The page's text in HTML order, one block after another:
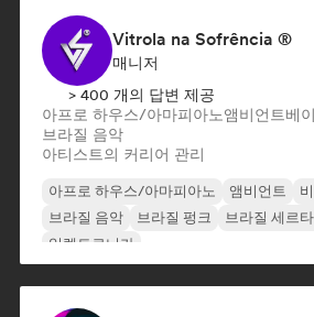
Vitrola na Sofrência ®
매니저
> 400 개의 답변 제공
아프로 하우스/아마피아노앰비언트베
브라질 음악
아티스트의 커리어 관리
아프로 하우스/아마피아노 앰비언트
브라질 음악
브라질 펑크 브라질 세르
일렉트로니카